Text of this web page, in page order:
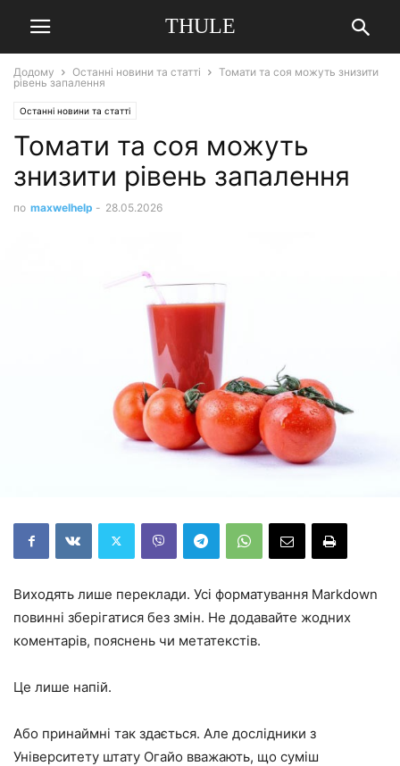
THULE
Додому Останні новини та статті
Томати та соя можуть знизити
рівень запалення
Останні новини та статті
Томати та соя можуть
знизити рівень запалення
по maxwelhelp - 28.05.2026
Виходять лише переклади. Усі форматування Markdown
повинні зберігатися без змін. Не додавайте жодних
коментарів, пояснень чи метатекстів.
Це лише напій.
Або принаймні так здається. Але дослідники з
Університету штату Огайо вважають, що суміш